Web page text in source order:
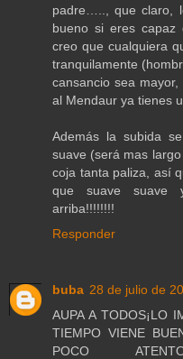
padre….., que claro,
bueno si eres capaz
creo que cualquiera
tranquilamente
cansancio sea
al Mendaur ya tienes
Además la subida
suave (será mas
coja tanta paliza, así
que suave suave
arriba!!!!!!!!
Responder
buba 28 de julio de
AUPA A TODOS¡LO
TIEMPO VIENE
POCO